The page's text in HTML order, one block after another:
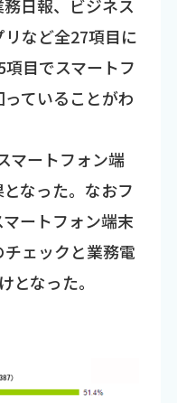
日報、ビジネス
など全27項目に
目でスマートフ
ていることがわ
マートフォン端
なった。なおフ
ートフォン端末
ェックと業務電
となった。